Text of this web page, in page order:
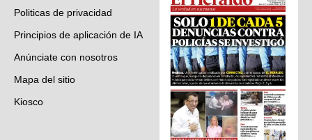
Politicas de privacidad
Principios de aplicación de IA
Anúnciate con nosotros
Mapa del sitio
Kiosco